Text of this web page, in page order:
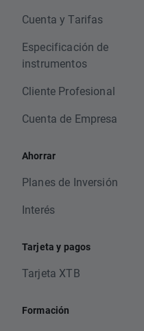
Cuenta y Tarifas
Especificación de
instrumentos
Cliente Profesional
Cuenta de Empresa
Ahorrar
Planes de Inversión
Interés
Tarjeta y pagos
Tarjeta XTB
Formación